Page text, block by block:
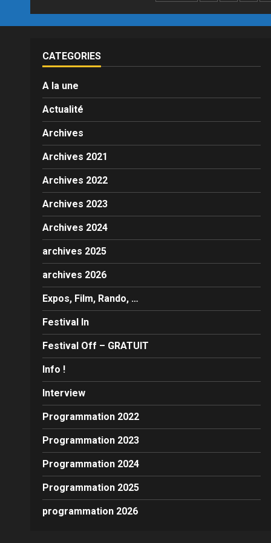
pagination
CATEGORIES
A la une
Actualité
Archives
Archives 2021
Archives 2022
Archives 2023
Archives 2024
archives 2025
archives 2026
Expos, Film, Rando, …
Festival In
Festival Off – GRATUIT
Info !
Interview
Programmation 2022
Programmation 2023
Programmation 2024
Programmation 2025
programmation 2026